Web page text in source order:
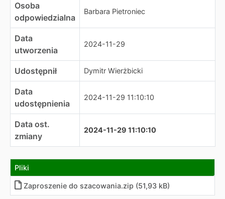
Osoba
odpowiedzialna
Barbara Pietroniec
Data
utworzenia
2024-11-29
Udostępnił Dymitr Wierżbicki
Data
udostępnienia
2024-11-29 11:10:10
Data ost.
zmiany
2024-11-29 11:10:10
Pliki
Zaproszenie do szacowania.zip (51,93 kB)